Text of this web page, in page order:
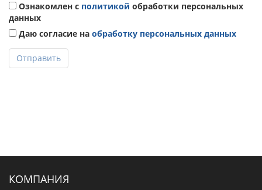
Ознакомлен с политикой обработки персональных
данных
Даю согласие на обработку персональных данных
Отправить
КОМПАНИЯ